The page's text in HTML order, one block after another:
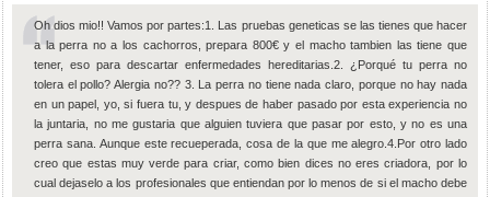
Oh dios mio!! Vamos por partes:1. Las pruebas geneticas se las tienes que hacer
a la perra no a los cachorros, prepara 800€ y el macho tambien las tiene que
tener, eso para descartar enfermedades hereditarias.2. ¿Porqué tu perra no
tolera el pollo? Alergia no?? 3. La perra no tiene nada claro, porque no hay nada
en un papel, yo, si fuera tu, y despues de haber pasado por esta experiencia no
la juntaria, no me gustaria que alguien tuviera que pasar por esto, y no es una
perra sana. Aunque este recueperada, cosa de la que me alegro.4.Por otro lado
creo que estas muy verde para criar, como bien dices no eres criadora, por lo
cual dejaselo a los profesionales que entiendan por lo menos de si el macho debe